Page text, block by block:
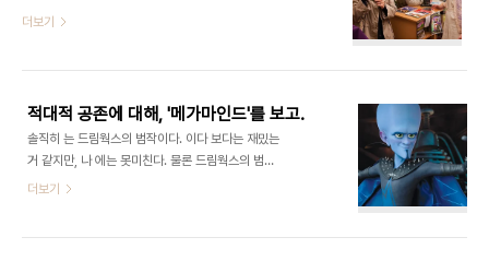
내와 함께 학술회의 참석차 독일 베를린에 옵니다. 호
깨달은 해리스는 아내를 남겨둔 채 택시를 타고 돌아
처음볼 때보다 훨씬 우울한 영화였다.... 아무튼 이 영
했다. 원제를 그대로 쓰기 힘든 마케터들의 고민은 이
해하면서도, 가능한 많은 대중의 시선을 잡아끌어야
하는 고민은 이해하면서도, 좀 당황스러운 건 사실이
다. 헬레나(오른쪽)는 오컬트 서점의 주인장(가운데)
과 사랑에 빠진다. 얼마전 상처한 주인장은 죽은 아내
믿으십니까. 명장 우디 앨런의 신작 (원제 You will
더보기
적대적 공존에 대해, '메가마인드'를 보고.
솔직히 는 드림웍스의 범작이다. 이다 보다는 재밌는
거 같지만, 나 에는 못미친다. 물론 드림웍스의 범작
은 다른 스튜디오의 수작이 될 때가 많다. 악당 메가
더보기